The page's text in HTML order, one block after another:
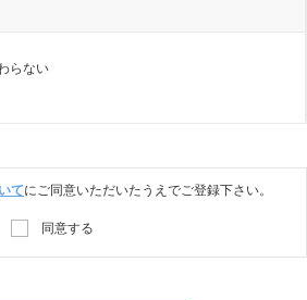
らない
てにご同意いただいたうえでご登録下さい。
同意する